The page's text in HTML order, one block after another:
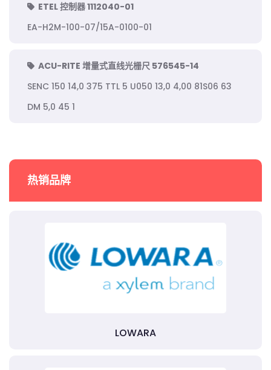
ETEL 控制器 1112040-01
EA-H2M-100-07/15A-0100-01
ACU-RITE 增量式直线光栅尺 576545-14
SENC 150 14,0 375 TTL 5 U050 13,0 4,00 81S06 63
DM 5,0 45 1
热销品牌
LOWARA